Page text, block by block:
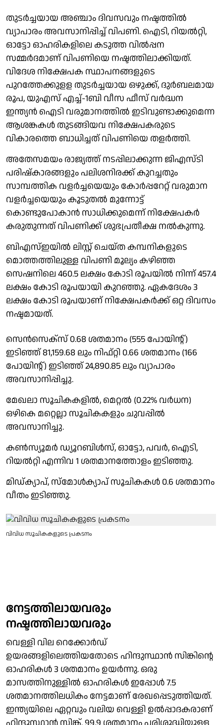
തുടര്‍ച്ചയായ അഞ്ചാം ദിവസവും നഷ്ടത്തില്‍
വ്യാപാരം അവസാനിപ്പിച്ച് വിപണി. ഐടി, റിയൽറ്റി,
ഓട്ടോ ഓഹരികളിലെ കടുത്ത വിൽപ്പന
സമ്മര്‍ദമാണ് വിപണിയെ നഷ്ടത്തിലാക്കിയത്.
വിദേശ നിക്ഷേപക സ്ഥാപനങ്ങളുടെ
പുറത്തേക്കുളള തുടർച്ചയായ ഒഴുക്ക്, ദുർബലമായ
രൂപ, യുഎസ് എച്ച്-1ബി വീസ ഫീസ് വർദ്ധന
ഇന്ത്യൻ ഐടി വരുമാനത്തിൽ ഇടിവുണ്ടാക്കുമെന്ന
ആശങ്കകൾ തുടങ്ങിയവ നിക്ഷേപകരുടെ
വികാരത്തെ ബാധിച്ചത് വിപണിയെ തളര്‍ത്തി.
അതേസമയം രാജ്യത്ത് നടപ്പിലാക്കുന്ന ജിഎസ്ടി
പരിഷ്കാരങ്ങളും പലിശനിരക്ക് കുറച്ചതും
സാമ്പത്തിക വളർച്ചയെയും കോർപ്പറേറ്റ് വരുമാന
വളർച്ചയെയും കൂടുതൽ മുന്നോട്ട്
കൊണ്ടുപോകാന്‍ സാധിക്കുമെന്ന് നിക്ഷേപകര്‍
കരുതുന്നത് വിപണിക്ക് ശുഭപ്രതീക്ഷ നല്‍കുന്നു.
ബിഎസ്ഇയിൽ ലിസ്റ്റ് ചെയ്ത കമ്പനികളുടെ
മൊത്തത്തിലുള്ള വിപണി മൂല്യം കഴിഞ്ഞ
സെഷനിലെ 460.5 ലക്ഷം കോടി രൂപയിൽ നിന്ന് 457.4
ലക്ഷം കോടി രൂപയായി കുറഞ്ഞു. ഏകദേശം 3
ലക്ഷം കോടി രൂപയാണ് നിക്ഷേപകർക്ക് ഒറ്റ ദിവസം
നഷ്ടമായത്.
സെൻസെക്സ് 0.68 ശതമാനം (555 പോയിന്റ്)
ഇടിഞ്ഞ് 81,159.68 ലും നിഫ്റ്റി 0.66 ശതമാനം (166
പോയിന്റ്) ഇടിഞ്ഞ് 24,890.85 ലും വ്യാപാരം
അവസാനിപ്പിച്ചു.
മേഖലാ സൂചികകളിൽ, മെറ്റല്‍ (0.22% വർധന)
ഒഴികെ മറ്റെല്ലാ സൂചികകളും ചുവപ്പിൽ
അവസാനിച്ചു.
കൺസ്യൂമർ ഡ്യൂറബിൾസ്, ഓട്ടോ, പവർ, ഐടി,
റിയൽറ്റി എന്നിവ 1 ശതമാനത്തോളം ഇടിഞ്ഞു.
മിഡ്ക്യാപ്, സ്മോൾക്യാപ് സൂചികകൾ 0.6 ശതമാനം
വീതം ഇടിഞ്ഞു.
വിവിധ സൂചികകളുടെ പ്രകടനം
നേട്ടത്തിലായവരും
നഷ്ടത്തിലായവരും
വെള്ളി വില റെക്കോർഡ്
ഉയരങ്ങളിലെത്തിയതോടെ ഹിന്ദുസ്ഥാൻ സിങ്കിന്റെ
ഓഹരികൾ 3 ശതമാനം ഉയർന്നു. ഒരു
മാസത്തിനുള്ളിൽ ഓഹരികൾ ഇപ്പോൾ 7.5
ശതമാനത്തിലധികം നേട്ടമാണ് രേഖപ്പെടുത്തിയത്.
ഇന്ത്യയിലെ ഏറ്റവും വലിയ വെള്ളി ഉൽപ്പാദകരാണ്
ഹിന്ദുസ്ഥാൻ സിങ്ക്. 99.9 ശതമാനം പരിശുദ്ധിയുള്ള